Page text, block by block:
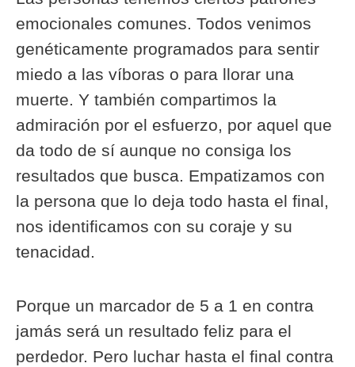
emocionales comunes. Todos venimos
genéticamente programados para sentir
miedo a las víboras o para llorar una
muerte. Y también compartimos la
admiración por el esfuerzo, por aquel que
da todo de sí aunque no consiga los
resultados que busca. Empatizamos con
la persona que lo deja todo hasta el final,
nos identificamos con su coraje y su
tenacidad.
Porque un marcador de 5 a 1 en contra
jamás será un resultado feliz para el
perdedor. Pero luchar hasta el final contra